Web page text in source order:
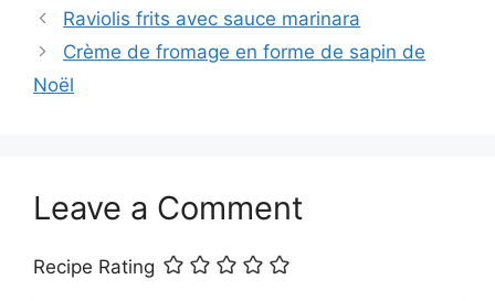
Raviolis frits avec sauce marinara
Crème de fromage en forme de sapin de
Noël
Leave a Comment
Recipe Rating